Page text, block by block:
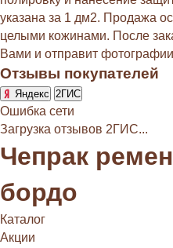
указана за 1 дм2. Продажа
целыми кожинами. После
Вами и отправит
Отзывы покупателей
Яндекс 2ГИС
Ошибка сети
Загрузка отзывов 2ГИС...
Чепрак
бордо
Каталог
Акции